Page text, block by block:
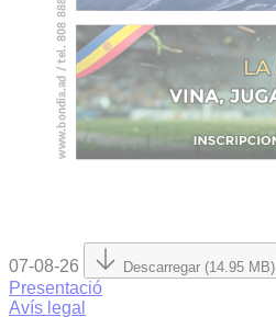
07-08-26 Descarregar (14.95 MB)
Presentació
Avís legal